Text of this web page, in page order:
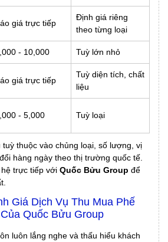
giá trực tiếp
Định giá riêng
theo từng loại
- 10,000 Tuỳ lớn nhỏ
giá trực tiếp
Tuỳ diện tích, chất
liệu
- 5,000 Tuỳ loại
tuỳ thuộc vào chủng loại, số lượng, vị
hàng ngày theo thị trường quốc tế.
trực tiếp với Quốc Bửu Group để
Giá Dịch Vụ Thu Mua Phế
Quốc Bửu Group
luôn lắng nghe và thấu hiểu khách